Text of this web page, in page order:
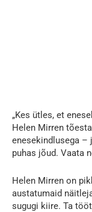
„Kes ütles, et
Helen Mirren
enesekindlusega
puhas jõud. Vaata
Helen Mirren on
austatumaid
sugugi kiire. Ta